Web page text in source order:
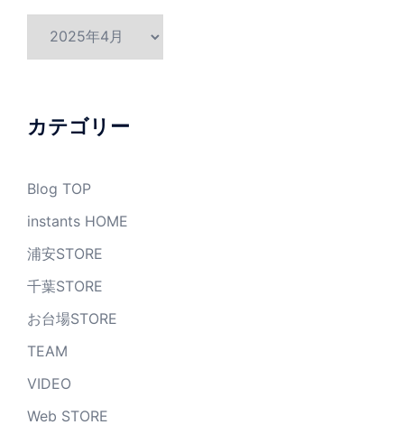
ブ
カテゴリー
Blog TOP
instants HOME
浦安STORE
千葉STORE
お台場STORE
TEAM
VIDEO
Web STORE